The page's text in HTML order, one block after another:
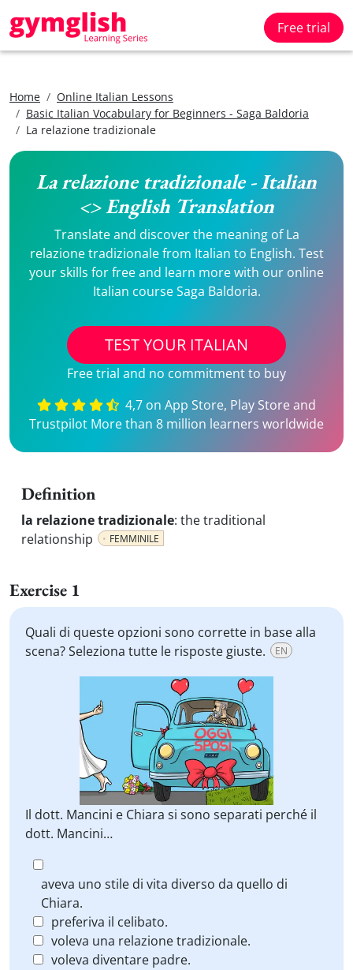
Free trial
Home
Online Italian Lessons
Basic Italian Vocabulary for Beginners - Saga Baldoria
La relazione tradizionale
La relazione tradizionale - Italian
<> English Translation
Translate and discover the meaning of La
relazione tradizionale from Italian to English. Test
your skills for free and learn more with our online
Italian course Saga Baldoria.
TEST YOUR ITALIAN
Free trial and no commitment to buy
4,7 on App Store, Play Store and
Trustpilot More than 8 million learners worldwide
Definition
la relazione tradizionale: the traditional
relationship
FEMMINILE
Exercise 1
Quali di queste opzioni sono corrette in base alla
scena? Seleziona tutte le risposte giuste.
EN
Il dott. Mancini e Chiara si sono separati perché il
dott. Mancini…
aveva uno stile di vita diverso da quello di
Chiara.
preferiva il celibato.
voleva una relazione tradizionale.
voleva diventare padre.